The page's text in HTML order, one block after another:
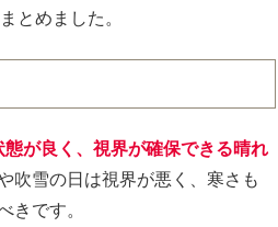
とめました。
態が良く、視界が確保できる晴れ
吹雪の日は視界が悪く、寒さも
きです。